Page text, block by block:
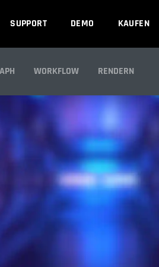
SUPPORT DEMO KAUFEN
WORKFLOW RENDERN
EFFECTS